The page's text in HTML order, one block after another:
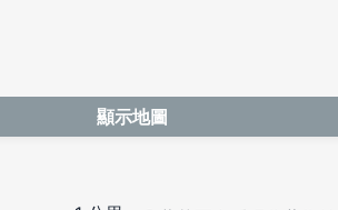
顯示地圖